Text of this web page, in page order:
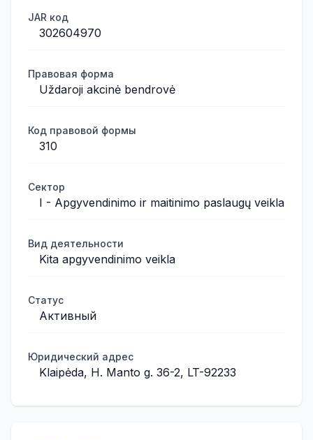
JAR код
302604970
Правовая форма
Uždaroji akcinė bendrovė
Код правовой формы
310
Сектор
I - Apgyvendinimo ir maitinimo paslaugų veikla
Вид деятельности
Kita apgyvendinimo veikla
Статус
Активный
Юридический адрес
Klaipėda, H. Manto g. 36-2, LT-92233